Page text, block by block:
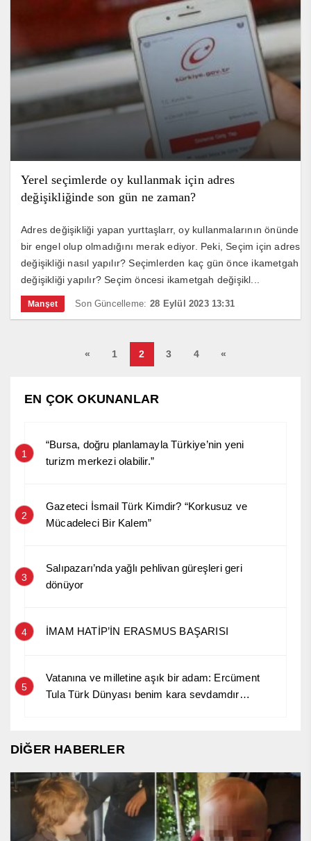
Yerel seçimlerde oy kullanmak için adres
değişikliğinde son gün ne zaman?
Adres değişikliği yapan yurttaşlarr, oy kullanmalarının önünde
bir engel olup olmadığını merak ediyor. Peki, Seçim için adres
değişikliği nasıl yapılır? Seçimlerden kaç gün önce ikametgah
değişikliği yapılır? Seçim öncesi ikametgah değişikl...
Manşet Son Güncelleme: 28 Eylül 2023 13:31
« 1 2 3 4 «
EN ÇOK OKUNANLAR
1
“Bursa, doğru planlamayla Türkiye’nin yeni
turizm merkezi olabilir.”
2
Gazeteci İsmail Türk Kimdir? “Korkusuz ve
Mücadeleci Bir Kalem”
3
Salıpazarı’nda yağlı pehlivan güreşleri geri
dönüyor
4 İMAM HATİP’İN ERASMUS BAŞARISI
5
Vatanına ve milletine aşık bir adam: Ercüment
Tula Türk Dünyası benim kara sevdamdır…
DİĞER HABERLER